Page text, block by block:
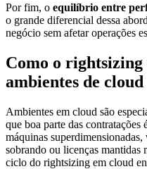
Por fim, o equilíbrio entre
o grande diferencial dessa
negócio sem afetar operações
Como o rightsizing
ambientes de cloud
Ambientes em cloud são
que boa parte das
máquinas
sobrando ou licenças mantidas
ciclo do rightsizing em cloud